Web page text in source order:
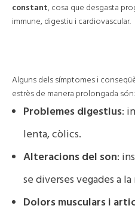
constant, cosa que desgasta
immune, digestiu i cardiovascular.
Alguns dels símptomes i
estrès de manera prolongada són:
Problemes digestius:
lenta, còlics.
Alteracions del son:
se diverses vegades a
Dolors musculars i